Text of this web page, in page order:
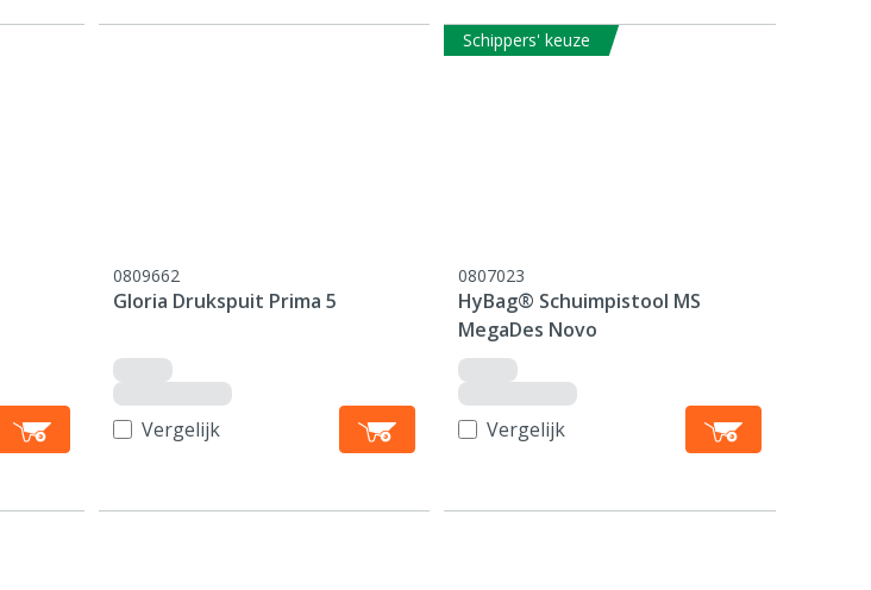
0809662
Gloria Drukspuit Prima 5
Vergelijk
Schippers' keuze
0807023
HyBag® Schuimpistool MS
MegaDes Novo
Vergelijk